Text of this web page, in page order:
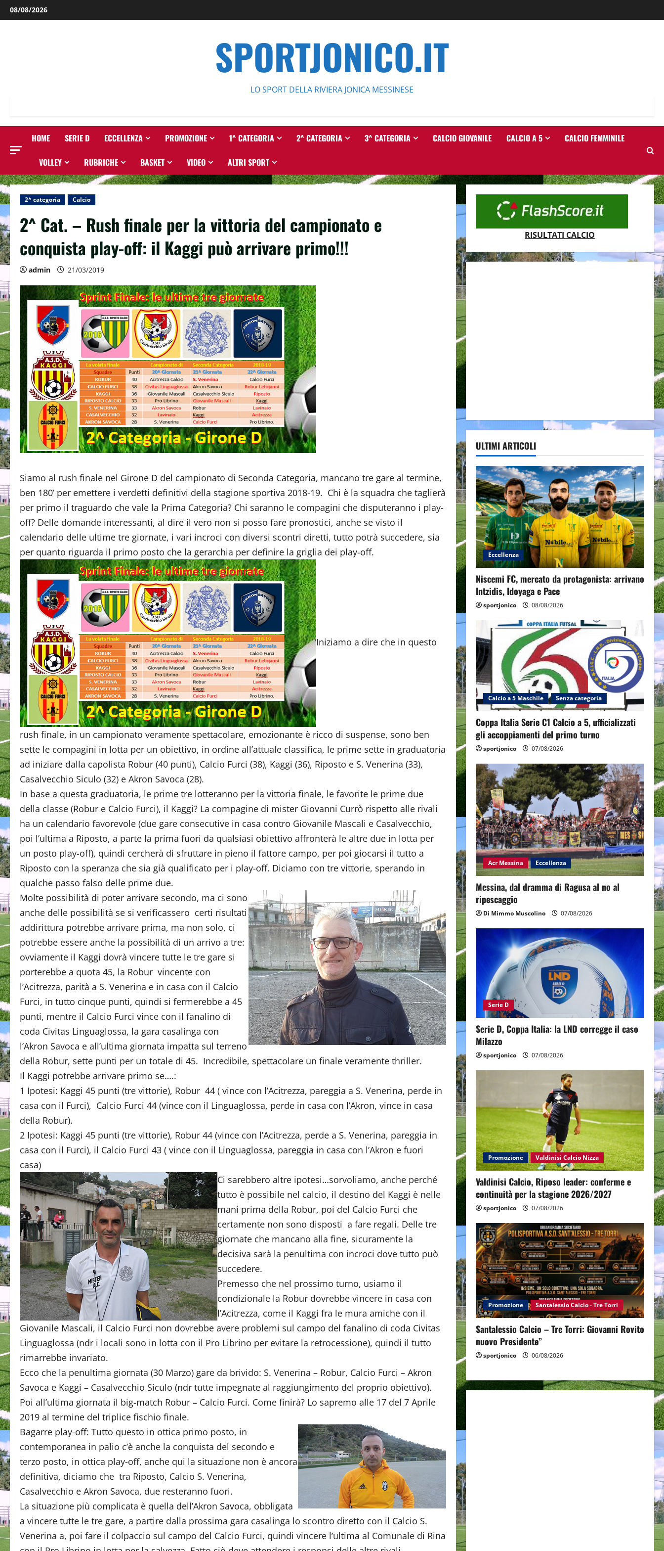
Salta
al
08/08/2026
SPORTJONICO.IT
LO SPORT DELLA RIVIERA JONICA MESSINESE
HOME SERIE D ECCELLENZA PROMOZIONE 1^ CATEGORIA 2^ CATEGORIA 3^ CATEGORIA CALCIO GIOVANILE CALCIO A 5 CALCIO FEMMINILE
VOLLEY RUBRICHE BASKET VIDEO ALTRI SPORT
2^ categoria Calcio
2^ Cat. – Rush finale per la vittoria del campionato e
conquista play-off: il Kaggi può arrivare primo!!!
admin 21/03/2019
Siamo al rush finale nel Girone D del campionato di Seconda Categoria, mancano tre gare al termine,
ben 180’ per emettere i verdetti definitivi della stagione sportiva 2018-19. Chi è la squadra che taglierà
per primo il traguardo che vale la Prima Categoria? Chi saranno le compagini che disputeranno i play-
off? Delle domande interessanti, al dire il vero non si posso fare pronostici, anche se visto il
calendario delle ultime tre giornate, i vari incroci con diversi scontri diretti, tutto potrà succedere, sia
per quanto riguarda il primo posto che la gerarchia per definire la griglia dei play-off.
Iniziamo a dire che in questo
rush finale, in un campionato veramente spettacolare, emozionante è ricco di suspense, sono ben
sette le compagini in lotta per un obiettivo, in ordine all’attuale classifica, le prime sette in graduatoria
ad iniziare dalla capolista Robur (40 punti), Calcio Furci (38), Kaggi (36), Riposto e S. Venerina (33),
Casalvecchio Siculo (32) e Akron Savoca (28).
In base a questa graduatoria, le prime tre lotteranno per la vittoria finale, le favorite le prime due
della classe (Robur e Calcio Furci), il Kaggi? La compagine di mister Giovanni Currò rispetto alle rivali
ha un calendario favorevole (due gare consecutive in casa contro Giovanile Mascali e Casalvecchio,
poi l’ultima a Riposto, a parte la prima fuori da qualsiasi obiettivo affronterà le altre due in lotta per
un posto play-off), quindi cercherà di sfruttare in pieno il fattore campo, per poi giocarsi il tutto a
Riposto con la speranza che sia già qualificato per i play-off. Diciamo con tre vittorie, sperando in
qualche passo falso delle prime due.
Molte possibilità di poter arrivare secondo, ma ci sono
anche delle possibilità se si verificassero certi risultati
addirittura potrebbe arrivare prima, ma non solo, ci
potrebbe essere anche la possibilità di un arrivo a tre:
ovviamente il Kaggi dovrà vincere tutte le tre gare si
porterebbe a quota 45, la Robur vincente con
l’Acitrezza, parità a S. Venerina e in casa con il Calcio
Furci, in tutto cinque punti, quindi si fermerebbe a 45
punti, mentre il Calcio Furci vince con il fanalino di
coda Civitas Linguaglossa, la gara casalinga con
l’Akron Savoca e all’ultima giornata impatta sul terreno
della Robur, sette punti per un totale di 45. Incredibile, spettacolare un finale veramente thriller.
Il Kaggi potrebbe arrivare primo se….:
1 Ipotesi: Kaggi 45 punti (tre vittorie), Robur 44 ( vince con l’Acitrezza, pareggia a S. Venerina, perde in
casa con il Furci), Calcio Furci 44 (vince con il Linguaglossa, perde in casa con l’Akron, vince in casa
della Robur).
2 Ipotesi: Kaggi 45 punti (tre vittorie), Robur 44 (vince con l’Acitrezza, perde a S. Venerina, pareggia in
casa con il Furci), il Calcio Furci 43 ( vince con il Linguaglossa, pareggia in casa con l’Akron e fuori
casa)
Ci sarebbero altre ipotesi…sorvoliamo, anche perché
tutto è possibile nel calcio, il destino del Kaggi è nelle
mani prima della Robur, poi del Calcio Furci che
certamente non sono disposti a fare regali. Delle tre
giornate che mancano alla fine, sicuramente la
decisiva sarà la penultima con incroci dove tutto può
succedere.
Premesso che nel prossimo turno, usiamo il
condizionale la Robur dovrebbe vincere in casa con
l’Acitrezza, come il Kaggi fra le mura amiche con il
Giovanile Mascali, il Calcio Furci non dovrebbe avere problemi sul campo del fanalino di coda Civitas
Linguaglossa (ndr i locali sono in lotta con il Pro Librino per evitare la retrocessione), quindi il tutto
rimarrebbe invariato.
Ecco che la penultima giornata (30 Marzo) gare da brivido: S. Venerina – Robur, Calcio Furci – Akron
Savoca e Kaggi – Casalvecchio Siculo (ndr tutte impegnate al raggiungimento del proprio obiettivo).
Poi all’ultima giornata il big-match Robur – Calcio Furci. Come finirà? Lo sapremo alle 17 del 7 Aprile
2019 al termine del triplice fischio finale.
Bagarre play-off: Tutto questo in ottica primo posto, in
contemporanea in palio c’è anche la conquista del secondo e
terzo posto, in ottica play-off, anche qui la situazione non è ancora
definitiva, diciamo che tra Riposto, Calcio S. Venerina,
Casalvecchio e Akron Savoca, due resteranno fuori.
La situazione più complicata è quella dell’Akron Savoca, obbligata
a vincere tutte le tre gare, a partire dalla prossima gara casalinga lo scontro diretto con il Calcio S.
Venerina a, poi fare il colpaccio sul campo del Calcio Furci, quindi vincere l’ultima al Comunale di Rina
RISULTATI CALCIO
ULTIMI ARTICOLI
Eccellenza
Niscemi FC, mercato da protagonista: arrivano
Intzidis, Idoyaga e Pace
sportjonico 08/08/2026
Calcio a 5 Maschile Senza categoria
Coppa Italia Serie C1 Calcio a 5, ufficializzati
gli accoppiamenti del primo turno
sportjonico 07/08/2026
Acr Messina Eccellenza
Messina, dal dramma di Ragusa al no al
ripescaggio
Di Mimmo Muscolino 07/08/2026
Serie D
Serie D, Coppa Italia: la LND corregge il caso
Milazzo
sportjonico 07/08/2026
Promozione Valdinisi Calcio Nizza
Valdinisi Calcio, Riposo leader: conferme e
continuità per la stagione 2026/2027
sportjonico 07/08/2026
Promozione Santalessio Calcio - Tre Torri
Santalessio Calcio – Tre Torri: Giovanni Rovito
nuovo Presidente”
sportjonico 06/08/2026